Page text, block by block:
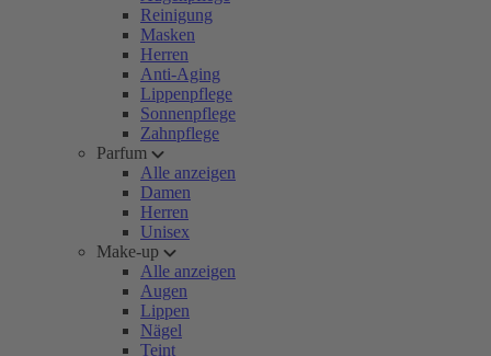
Reinigung
Masken
Herren
Anti-Aging
Lippenpflege
Sonnenpflege
Zahnpflege
Parfum
Alle anzeigen
Damen
Herren
Unisex
Make-up
Alle anzeigen
Augen
Lippen
Nägel
Teint